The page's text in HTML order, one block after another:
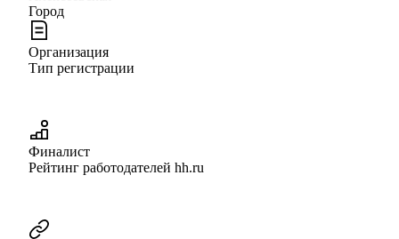
Город
Организация
Тип регистрации
Финалист
Рейтинг работодателей hh.ru